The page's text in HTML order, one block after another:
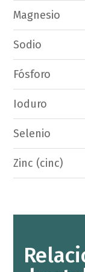
Magnesio
Sodio
Fósforo
Ioduro
Selenio
Zinc (cinc)